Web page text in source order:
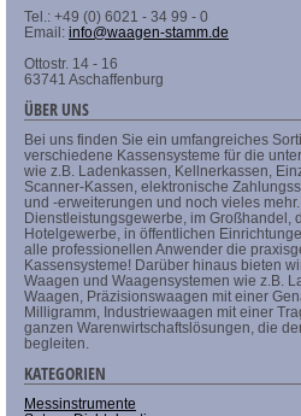
Tel.: +49 (0) 6021 - 34 99 - 0
Email: info@waagen-stamm.de
Ottostr. 14 - 16
63741 Aschaffenburg
ÜBER UNS
Bei uns finden Sie ein umfangreiches
verschiedene Kassensysteme für die
wie z.B. Ladenkassen, Kellnerkassen,
Scanner-Kassen, elektronische
und -erweiterungen und noch vieles
Dienstleistungsgewerbe, im Großhandel,
Hotelgewerbe, in öffentlichen
alle professionellen Anwender die
Kassensysteme! Darüber hinaus bieten
Waagen und Waagensystemen wie z.B.
Waagen, Präzisionswaagen mit einer
Milligramm, Industriewaagen mit einer
ganzen Warenwirtschaftslösungen, die
begleiten.
KATEGORIEN
Messinstrumente